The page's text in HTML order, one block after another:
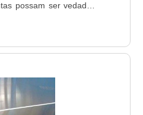
possam ser vedadas,
de água, óleos,
sólidos como restos
que comprometem